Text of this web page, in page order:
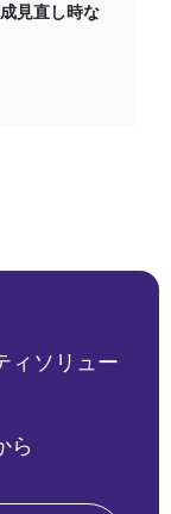
見直し時な
ィソリュー
ら